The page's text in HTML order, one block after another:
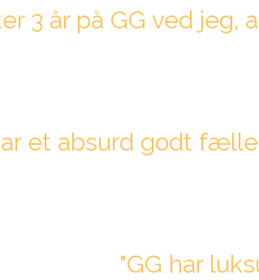
3 år på GG ved
et absurd godt
"GG har